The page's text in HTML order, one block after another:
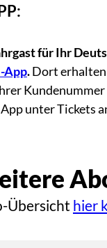
für Ihr
App.Dort erhalten
Kundenummer
unter Tickets
Übersicht hier